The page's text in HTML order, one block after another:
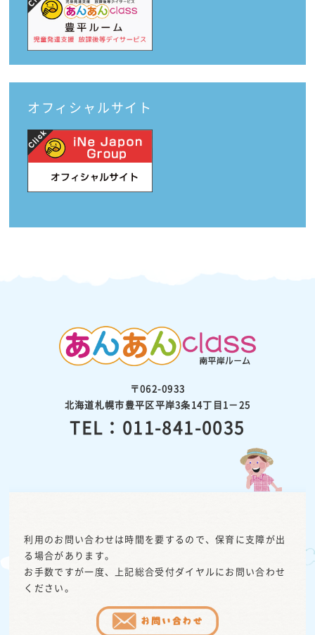
オフィシャルサイト
〒062-0933
北海道札幌市豊平区平岸3条14丁目1－25
TEL：011-841-0035
利用のお問い合わせは時間を要するので、保育に支障が出
る場合があります。
お手数ですが一度、上記総合受付ダイヤルにお問い合わせ
ください。